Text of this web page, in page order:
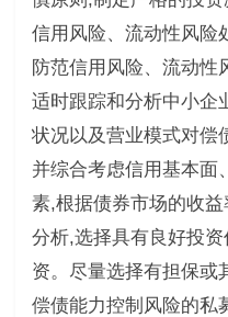
信用风险、流动性风险
防范信用风险、流动性
适时跟踪和分析中小企
状况以及营业模式对偿
并综合考虑信用基本面
素,根据债券市场的收
分析,选择具有良好投
资。尽量选择有担保或
偿债能力控制风险的私